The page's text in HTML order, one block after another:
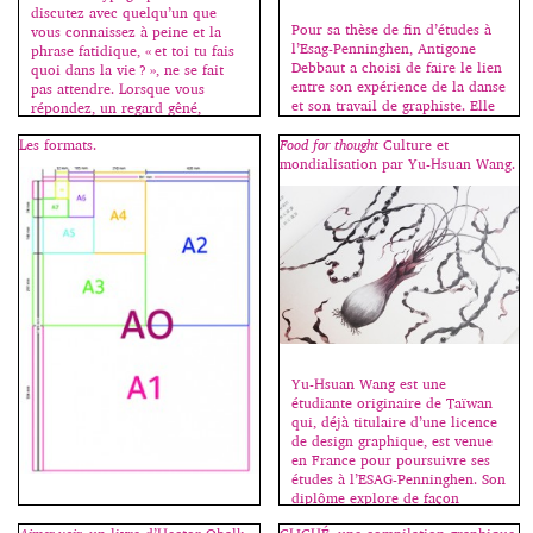
discutez avec quelqu’un que
vous connaissez à peine et la
phrase fatidique, « et toi tu fais
quoi dans la vie ? », ne se fait
pas attendre. Lorsque vous
répondez, un regard gêné,
palpable, s’installe chez celui ou
celle qui regrette déjà d’avoir
posé la question et oscille […]
Pour sa thèse de fin d’études à
l’Esag-Penninghen, Antigone
Debbaut a choisi de faire le lien
entre son expérience de la danse
et son travail de graphiste. Elle
cherche à trouver un autre
moyen “d’entrer” dans la danse;
pouvoir la lire et la ressentir
d’une façon nouvelle, et ainsi
[…]
Les formats. Food for thoughtCulture et
mondialisation par Yu-Hsuan Wang.
Yu-Hsuan Wang est une
étudiante originaire de Taïwan
qui, déjà titulaire d’une licence
de design graphique, est venue
en France pour poursuivre ses
études à l’ESAG-Penninghen. Son
diplôme explore de façon